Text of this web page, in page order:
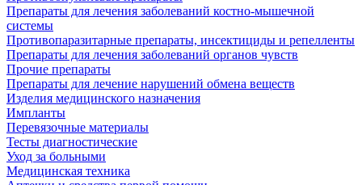
Препараты для лечения заболеваний костно-мышечной
системы
Противопаразитарные препараты, инсектициды и репелленты
Препараты для лечения заболеваний органов чувств
Прочие препараты
Препараты для лечение нарушений обмена веществ
Изделия медицинского назначения
Импланты
Перевязочные материалы
Тесты диагностические
Уход за больными
Медицинская техника